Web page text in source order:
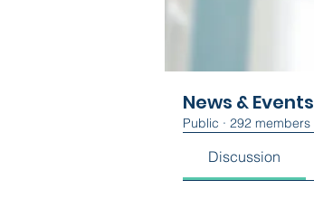
News & Events
Public · 292 members
Discussion